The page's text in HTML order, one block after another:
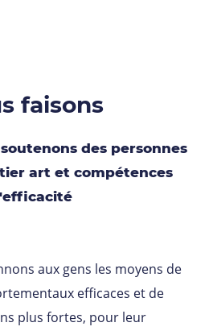
faisons
des personnes
art et compétences
aux gens les moyens de
efficaces et de
plus fortes, pour leur